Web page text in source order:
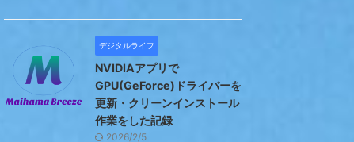
デジタルライフ
NVIDIAアプリで
GPU(GeForce)ドライバーを
更新・クリーンインストール
作業をした記録
2026/2/5